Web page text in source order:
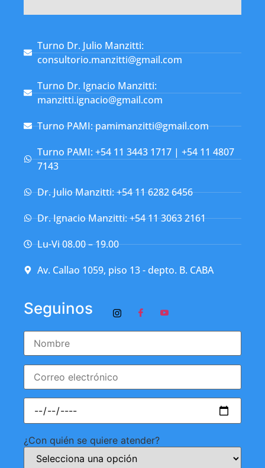
Turno Dr. Julio Manzitti:
consultorio.manzitti@gmail.com
Turno Dr. Ignacio Manzitti:
manzitti.ignacio@gmail.com
Turno PAMI: pamimanzitti@gmail.com
Turno PAMI: +54 11 3443 1717 | +54 11 4807
7143
Dr. Julio Manzitti: +54 11 6282 6456
Dr. Ignacio Manzitti: +54 11 3063 2161
Lu-Vi 08.00 – 19.00
Av. Callao 1059, piso 13 - depto. B. CABA
Seguinos
¿Con quién se quiere atender?